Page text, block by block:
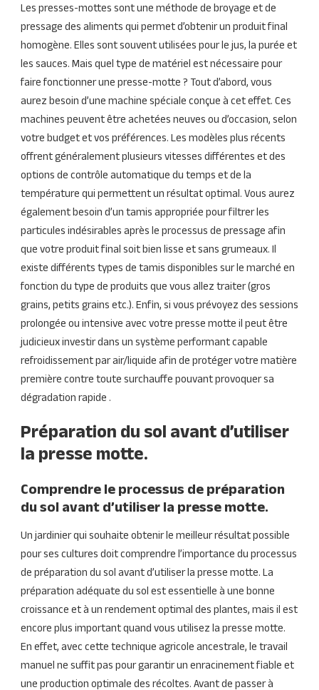
Les presses-mottes sont une méthode de broyage et de
pressage des aliments qui permet d’obtenir un produit final
homogène. Elles sont souvent utilisées pour le jus, la purée et
les sauces. Mais quel type de matériel est nécessaire pour
faire fonctionner une presse-motte ? Tout d’abord, vous
aurez besoin d’une machine spéciale conçue à cet effet. Ces
machines peuvent être achetées neuves ou d’occasion, selon
votre budget et vos préférences. Les modèles plus récents
offrent généralement plusieurs vitesses différentes et des
options de contrôle automatique du temps et de la
température qui permettent un résultat optimal. Vous aurez
également besoin d’un tamis appropriée pour filtrer les
particules indésirables après le processus de pressage afin
que votre produit final soit bien lisse et sans grumeaux. Il
existe différents types de tamis disponibles sur le marché en
fonction du type de produits que vous allez traiter (gros
grains, petits grains etc.). Enfin, si vous prévoyez des sessions
prolongée ou intensive avec votre presse motte il peut être
judicieux investir dans un système performant capable
refroidissement par air/liquide afin de protéger votre matière
première contre toute surchauffe pouvant provoquer sa
dégradation rapide .
Préparation du sol avant d’utiliser
la presse motte.
Comprendre le processus de préparation
du sol avant d’utiliser la presse motte.
Un jardinier qui souhaite obtenir le meilleur résultat possible
pour ses cultures doit comprendre l’importance du processus
de préparation du sol avant d’utiliser la presse motte. La
préparation adéquate du sol est essentielle à une bonne
croissance et à un rendement optimal des plantes, mais il est
encore plus important quand vous utilisez la presse motte.
En effet, avec cette technique agricole ancestrale, le travail
manuel ne suffit pas pour garantir un enracinement fiable et
une production optimale des récoltes. Avant de passer à